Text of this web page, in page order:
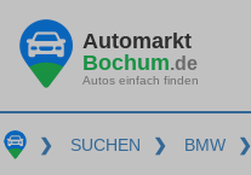
Automarkt
Bochum.de
Autos einfach finden
❯ SUCHEN ❯ BMW ❯